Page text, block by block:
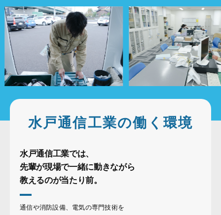
水戸通信工業の働く環境
水戸通信工業では、
先輩が現場で一緒に動きながら
教えるのが当たり前。
通信や消防設備、電気の専門技術を